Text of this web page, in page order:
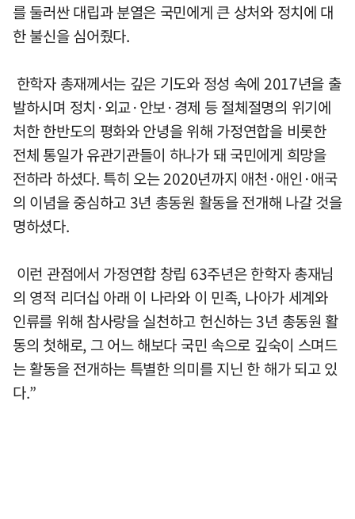
를 둘러싼 대립과 분열은 국민에게 큰 상처와 정치에 대
한 불신을 심어줬다.
한학자 총재께서는 깊은 기도와 정성 속에 2017년을 출
발하시며 정치·외교·안보·경제 등 절체절명의 위기에
처한 한반도의 평화와 안녕을 위해 가정연합을 비롯한
전체 통일가 유관기관들이 하나가 돼 국민에게 희망을
전하라 하셨다. 특히 오는 2020년까지 애천·애인·애국
의 이념을 중심하고 3년 총동원 활동을 전개해 나갈 것을
명하셨다.
이런 관점에서 가정연합 창립 63주년은 한학자 총재님
의 영적 리더십 아래 이 나라와 이 민족, 나아가 세계와
인류를 위해 참사랑을 실천하고 헌신하는 3년 총동원 활
동의 첫해로, 그 어느 해보다 국민 속으로 깊숙이 스며드
는 활동을 전개하는 특별한 의미를 지닌 한 해가 되고 있
다.”